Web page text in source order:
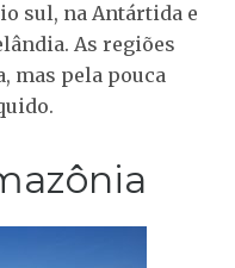
sul, na Antártida e
As regiões
mas pela pouca